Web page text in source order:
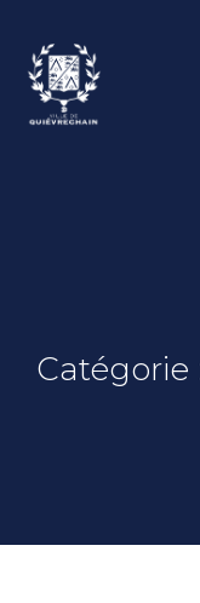
Catégorie